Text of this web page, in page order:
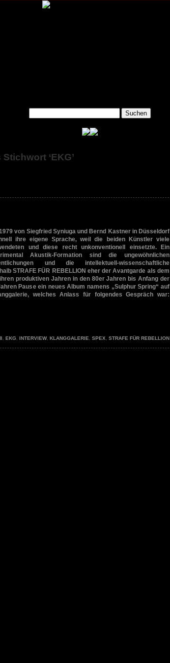
‘EKG’
von Siegfried Syniuga und Bernd Kastner in Düsseldorf
ihre eigene Sprache, weil die beiden Künstler viele
und diese recht unkonventionell einsetzte. Ein
Akustik-Formation sind die ungewöhnlichen
und die intellektuell-wissenschaftliche
STRAFE FÜR REBELLION eher der Avantgarde als dem
produktiven Jahren in den 80er Jahren bis Anfang der
Pause ein neues Album namens „Sulphur Spring“ auf
welches Anlass für folgendes Gespräch war:
EKG INTERVIEW, KLANGGALERIE SPEX STRAFE FÜR REBELLION